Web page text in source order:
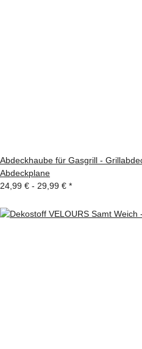
Abdeckhaube für Gasgrill -
Abdeckplane
24,99 € - 29,99 € *